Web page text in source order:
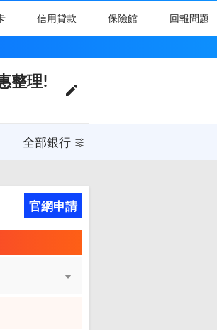
信用貸款 保險館 回報問題
全部銀行
整理!
全部銀行
官網申請